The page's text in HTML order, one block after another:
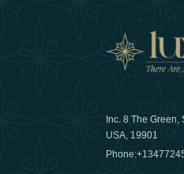
Inc. 8 The Green,
USA, 19901
Phone: